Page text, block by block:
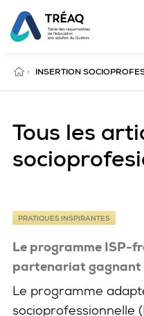
Aller au contenu
ACCUEIL
› INSERTION
Tous les
Le programme ISP-
partenariat gagnant
PRATIQUES INSPIRANTES
Le programme
socioprofessionnelle